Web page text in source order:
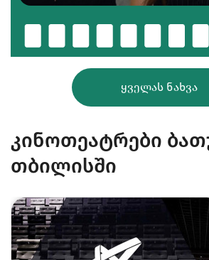
ᲧᲕᲔᲚᲐᲡ ᲜᲐᲮᲕᲐ
კინოთეატრები
თბილისში